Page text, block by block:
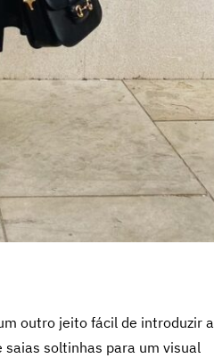
outro jeito fácil de introduzir a
saias soltinhas para um visual